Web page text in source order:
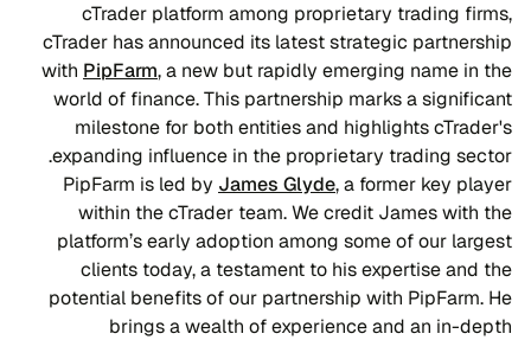
cTrader platform among proprietary trading firms,
cTrader has announced its latest strategic partnership
with PipFarm, a new but rapidly emerging name in the
world of finance. This partnership marks a significant
milestone for both entities and highlights cTrader's
expanding influence in the proprietary trading sector.
PipFarm is led by James Glyde, a former key player
within the cTrader team. We credit James with the
platform’s early adoption among some of our largest
clients today, a testament to his expertise and the
potential benefits of our partnership with PipFarm. He
brings a wealth of experience and an in-depth